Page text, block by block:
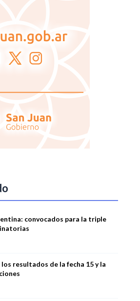
convocados para la triple
resultados de la fecha 15 y la